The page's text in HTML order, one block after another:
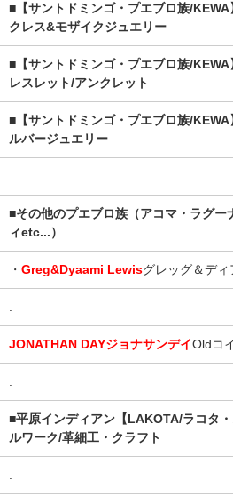
■【サントドミンゴ・プエブロ族/
クレス&モザイクジュエリー
■【サントドミンゴ・プエブロ族/
レスレット/アンクレット
■【サントドミンゴ・プエブロ族/
ルバージュエリー
.
■その他のプエブロ族（アコマ・ラグー
ィetc...）
・ Greg&Dyaami Lewisグレッグ＆ディ
.
JONATHAN DAYジョナサンデイOldコ
.
■平原インディアン【LAKOTA/ラコタ
ルワーク/革細工・クラフト
.